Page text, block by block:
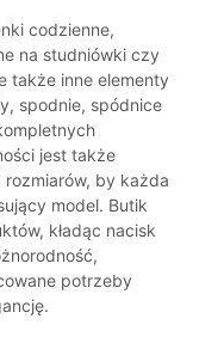
codzienne,
na studniówki czy
także inne elementy
spodnie, spódnice
jest także
by każda
model. Butik
kładąc nacisk
potrzeby